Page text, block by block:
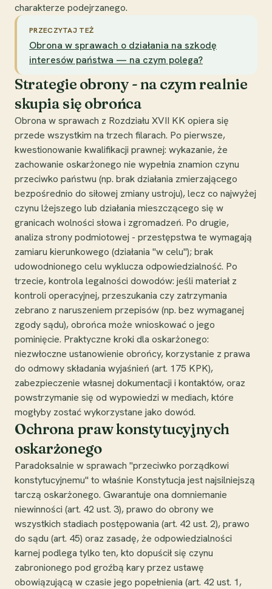
charakterze podejrzanego.
PRZECZYTAJ TEŻ
Obrona w sprawach o działania na szkodę
interesów państwa — na czym polega?
Strategie obrony - na czym realnie
skupia się obrońca
Obrona w sprawach z Rozdziału XVII KK opiera się
przede wszystkim na trzech filarach. Po pierwsze,
kwestionowanie kwalifikacji prawnej: wykazanie, że
zachowanie oskarżonego nie wypełnia znamion czynu
przeciwko państwu (np. brak działania zmierzającego
bezpośrednio do siłowej zmiany ustroju), lecz co najwyżej
czynu lżejszego lub działania mieszczącego się w
granicach wolności słowa i zgromadzeń. Po drugie,
analiza strony podmiotowej - przestępstwa te wymagają
zamiaru kierunkowego (działania "w celu"); brak
udowodnionego celu wyklucza odpowiedzialność. Po
trzecie, kontrola legalności dowodów: jeśli materiał z
kontroli operacyjnej, przeszukania czy zatrzymania
zebrano z naruszeniem przepisów (np. bez wymaganej
zgody sądu), obrońca może wnioskować o jego
pominięcie. Praktyczne kroki dla oskarżonego:
niezwłoczne ustanowienie obrońcy, korzystanie z prawa
do odmowy składania wyjaśnień (art. 175 KPK),
zabezpieczenie własnej dokumentacji i kontaktów, oraz
powstrzymanie się od wypowiedzi w mediach, które
mogłyby zostać wykorzystane jako dowód.
Ochrona praw konstytucyjnych
oskarżonego
Paradoksalnie w sprawach "przeciwko porządkowi
konstytucyjnemu" to właśnie Konstytucja jest najsilniejszą
tarczą oskarżonego. Gwarantuje ona domniemanie
niewinności (art. 42 ust. 3), prawo do obrony we
wszystkich stadiach postępowania (art. 42 ust. 2), prawo
do sądu (art. 45) oraz zasadę, że odpowiedzialności
karnej podlega tylko ten, kto dopuścił się czynu
zabronionego pod groźbą kary przez ustawę
obowiązującą w czasie jego popełnienia (art. 42 ust. 1,